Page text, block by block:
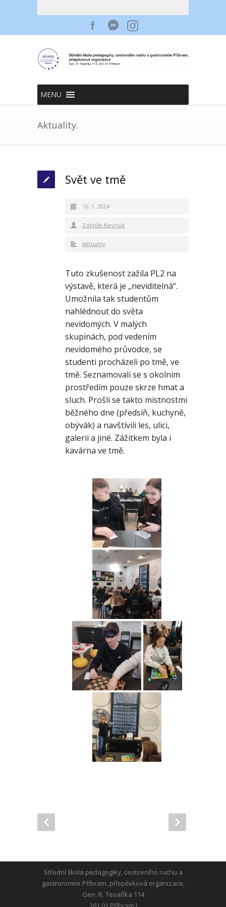
MENU
Aktuality.
Svět ve tmě
16. 1. 2024
Zdeněk Nevrkla
Aktuality
Tuto zkušenost zažila PL2 na
výstavě, která je „neviditelná“.
Umožnila tak studentům
nahlédnout do světa
nevidomých. V malých
skupinách, pod vedením
nevidomého průvodce, se
studenti procházeli po tmě, ve
tmě. Seznamovali se s okolním
prostředím pouze skrze hmat a
sluch. Prošli se takto místnostmi
běžného dne (předsíň, kuchyně,
obývák) a navštívili les, ulici,
galerii a jiné. Zážitkem byla i
kavárna ve tmě.
Střední škola pedagogiky, cestovního ruchu a
gastronomie Příbram, příspěvková organizace,
Gen. R. Tesaříka 114